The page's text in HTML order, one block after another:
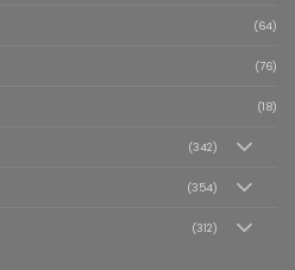
(64)
(76)
(18)
(342)
(354)
(312)